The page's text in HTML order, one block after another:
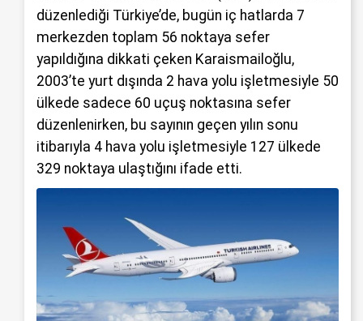
düzenlediği Türkiye’de, bugün iç hatlarda 7
merkezden toplam 56 noktaya sefer
yapıldığına dikkati çeken Karaismailoğlu,
2003’te yurt dışında 2 hava yolu işletmesiyle 50
ülkede sadece 60 uçuş noktasına sefer
düzenlenirken, bu sayının geçen yılın sonu
itibarıyla 4 hava yolu işletmesiyle 127 ülkede
329 noktaya ulaştığını ifade etti.